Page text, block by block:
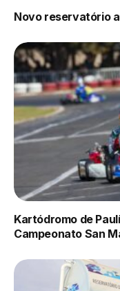
Novo reservatório
Kartódromo de
Campeonato San